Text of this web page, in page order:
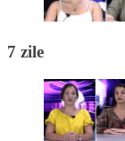
7 zile